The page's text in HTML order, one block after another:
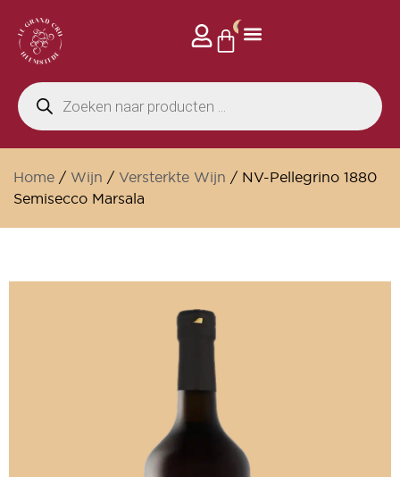
0
Home / Wijn / Versterkte Wijn / NV-Pellegrino 1880
Semisecco Marsala